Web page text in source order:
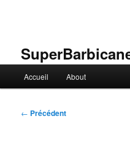
principal
Accueil About
Navigation
← Précédent